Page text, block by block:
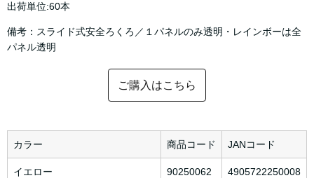
出荷単位:60本
備考：スライド式安全ろくろ／１パネルのみ透明・レインボーは全
パネル透明
ご購入はこちら
カラー 商品コード JANコード
イエロー 90250062 4905722250008